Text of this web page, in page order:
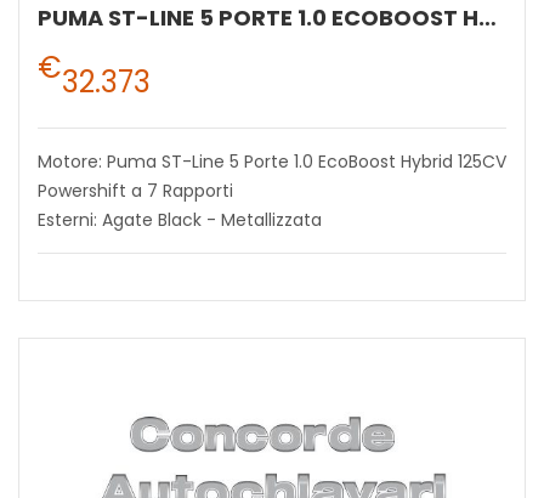
PUMA ST-LINE 5 PORTE 1.0 ECOBOOST HYBRID 125CV POWERSHIFT A 7 RAPPORTI
€32.373
Motore: Puma ST-Line 5 Porte 1.0 EcoBoost Hybrid 125CV
Powershift a 7 Rapporti
Esterni: Agate Black - Metallizzata